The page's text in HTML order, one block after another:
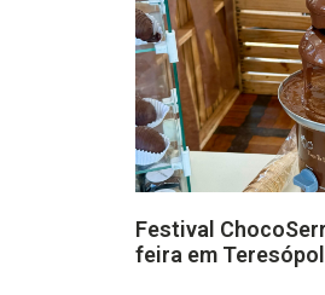
Festival
feira em